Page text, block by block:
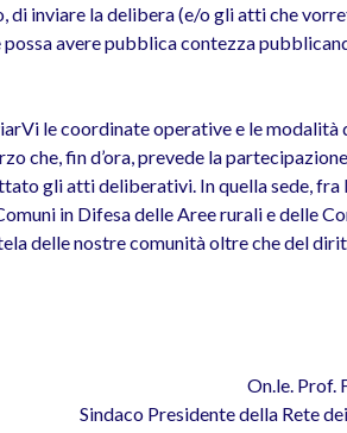
inviare la delibera (e/o gli atti che
possa avere pubblica contezza
le coordinate operative e le modalità
che, fin d’ora, prevede la
gli atti deliberativi. In quella sede, fra
in Difesa delle Aree rurali e delle
delle nostre comunità oltre che del
On.le. Prof.
Sindaco Presidente della Rete